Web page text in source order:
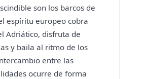
son los barcos de
espíritu europeo cobra
Adriático, disfruta de
y baila al ritmo de los
entre las
ocurre de forma